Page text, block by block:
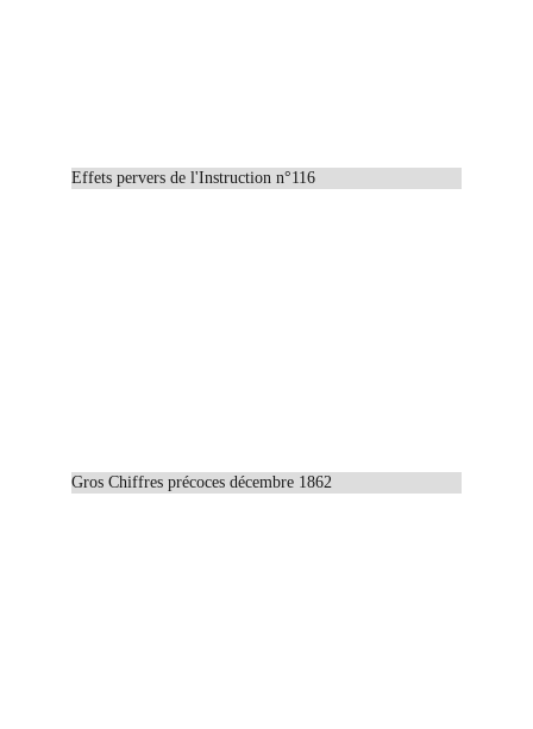
Effets pervers de l'Instruction n°116
Gros Chiffres précoces décembre 1862